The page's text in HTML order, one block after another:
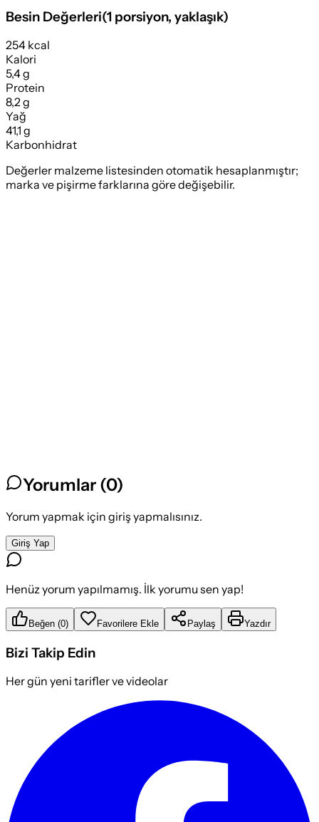
Besin Değerleri(1 porsiyon, yaklaşık)
254 kcal
Kalori
5,4 g
Protein
8,2 g
Yağ
41,1 g
Karbonhidrat
Değerler malzeme listesinden otomatik hesaplanmıştır;
marka ve pişirme farklarına göre değişebilir.
Yorumlar (0)
Yorum yapmak için giriş yapmalısınız.
Giriş Yap
Henüz yorum yapılmamış. İlk yorumu sen yap!
Beğen (0) Favorilere Ekle Paylaş Yazdır
Bizi Takip Edin
Her gün yeni tarifler ve videolar